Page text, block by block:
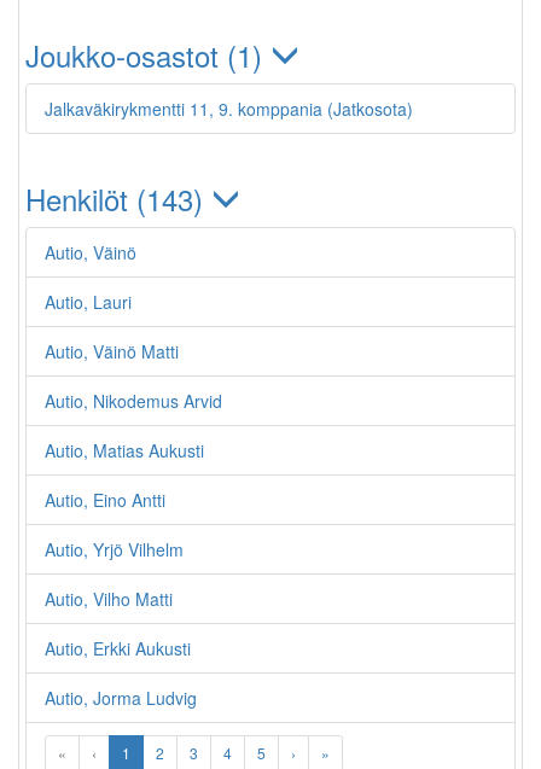
Joukko-osastot (1)
Jalkaväkirykmentti 11, 9. komppania (Jatkosota)
Henkilöt (143)
Autio, Väinö
Autio, Lauri
Autio, Väinö Matti
Autio, Nikodemus Arvid
Autio, Matias Aukusti
Autio, Eino Antti
Autio, Yrjö Vilhelm
Autio, Vilho Matti
Autio, Erkki Aukusti
Autio, Jorma Ludvig
« ‹ 1 2 3 4 5 › »